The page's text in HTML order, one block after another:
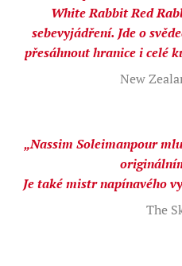
White Rabbit Red
sebevyjádření. Jde o
přesáhnout hranice i celé
New
„Nassim Soleimanpour
Je také mistr napínavého
The